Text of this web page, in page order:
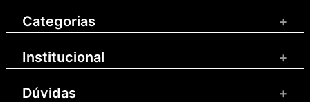
Categorias +
Institucional +
Dúvidas +